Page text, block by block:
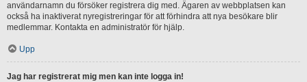
användarnamn du försöker registrera dig med. Ägaren av webbplatsen kan
också ha inaktiverat nyregistreringar för att förhindra att nya besökare blir
medlemmar. Kontakta en administratör för hjälp.
Upp
Jag har registrerat mig men kan inte logga in!